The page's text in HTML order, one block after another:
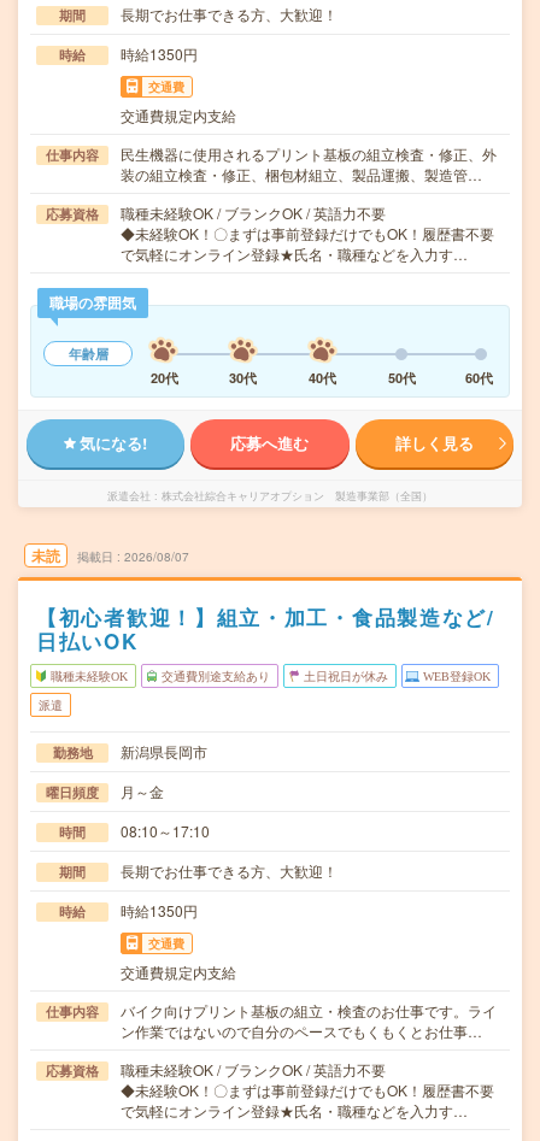
期間 長期でお仕事できる方、大歓迎！
時給 時給1350円
交通費
交通費規定内支給
仕事内容
民生機器に使用されるプリント基板の組立検査・修正、外
装の組立検査・修正、梱包材組立、製品運搬、製造管…
応募資格
職種未経験OK / ブランクOK / 英語力不要
◆未経験OK！〇まずは事前登録だけでもOK！履歴書不要
で気軽にオンライン登録★氏名・職種などを入力す…
職場の雰囲気
年齢層
20代
30代 40代 50代 60代
気になる! 応募へ進む 詳しく見る
派遣会社 株式会社綜合キャリアオプション 製造事業部（全国）
未読 掲載日 2026/08/07
【初心者歓迎！】組立・加工・食品製造など/
日払いOK
職種未経験OK 交通費別途支給あり 土日祝日が休み WEB登録OK
派遣
勤務地 新潟県長岡市
曜日頻度 月～金
時間 08:10～17:10
期間 長期でお仕事できる方、大歓迎！
時給 時給1350円
交通費
交通費規定内支給
仕事内容
バイク向けプリント基板の組立・検査のお仕事です。ライ
ン作業ではないので自分のペースでもくもくとお仕事…
応募資格
職種未経験OK / ブランクOK / 英語力不要
◆未経験OK！〇まずは事前登録だけでもOK！履歴書不要
で気軽にオンライン登録★氏名・職種などを入力す…